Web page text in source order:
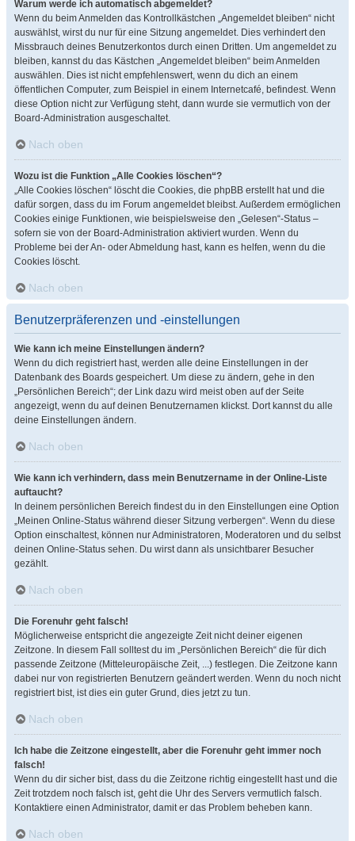
Warum werde ich automatisch abgemeldet?
Wenn du beim Anmelden das Kontrollkästchen „Angemeldet bleiben“ nicht
auswählst, wirst du nur für eine Sitzung angemeldet. Dies verhindert den
Missbrauch deines Benutzerkontos durch einen Dritten. Um angemeldet zu
bleiben, kannst du das Kästchen „Angemeldet bleiben“ beim Anmelden
auswählen. Dies ist nicht empfehlenswert, wenn du dich an einem
öffentlichen Computer, zum Beispiel in einem Internetcafé, befindest. Wenn
diese Option nicht zur Verfügung steht, dann wurde sie vermutlich von der
Board-Administration ausgeschaltet.
Nach oben
Wozu ist die Funktion „Alle Cookies löschen“?
„Alle Cookies löschen“ löscht die Cookies, die phpBB erstellt hat und die
dafür sorgen, dass du im Forum angemeldet bleibst. Außerdem ermöglichen
Cookies einige Funktionen, wie beispielsweise den „Gelesen“-Status –
sofern sie von der Board-Administration aktiviert wurden. Wenn du
Probleme bei der An- oder Abmeldung hast, kann es helfen, wenn du die
Cookies löscht.
Nach oben
Benutzerpräferenzen und -einstellungen
Wie kann ich meine Einstellungen ändern?
Wenn du dich registriert hast, werden alle deine Einstellungen in der
Datenbank des Boards gespeichert. Um diese zu ändern, gehe in den
„Persönlichen Bereich“; der Link dazu wird meist oben auf der Seite
angezeigt, wenn du auf deinen Benutzernamen klickst. Dort kannst du alle
deine Einstellungen ändern.
Nach oben
Wie kann ich verhindern, dass mein Benutzername in der Online-Liste
auftaucht?
In deinem persönlichen Bereich findest du in den Einstellungen eine Option
„Meinen Online-Status während dieser Sitzung verbergen“. Wenn du diese
Option einschaltest, können nur Administratoren, Moderatoren und du selbst
deinen Online-Status sehen. Du wirst dann als unsichtbarer Besucher
gezählt.
Nach oben
Die Forenuhr geht falsch!
Möglicherweise entspricht die angezeigte Zeit nicht deiner eigenen
Zeitzone. In diesem Fall solltest du im „Persönlichen Bereich“ die für dich
passende Zeitzone (Mitteleuropäische Zeit, ...) festlegen. Die Zeitzone kann
dabei nur von registrierten Benutzern geändert werden. Wenn du noch nicht
registriert bist, ist dies ein guter Grund, dies jetzt zu tun.
Nach oben
Ich habe die Zeitzone eingestellt, aber die Forenuhr geht immer noch
falsch!
Wenn du dir sicher bist, dass du die Zeitzone richtig eingestellt hast und die
Zeit trotzdem noch falsch ist, geht die Uhr des Servers vermutlich falsch.
Kontaktiere einen Administrator, damit er das Problem beheben kann.
Nach oben